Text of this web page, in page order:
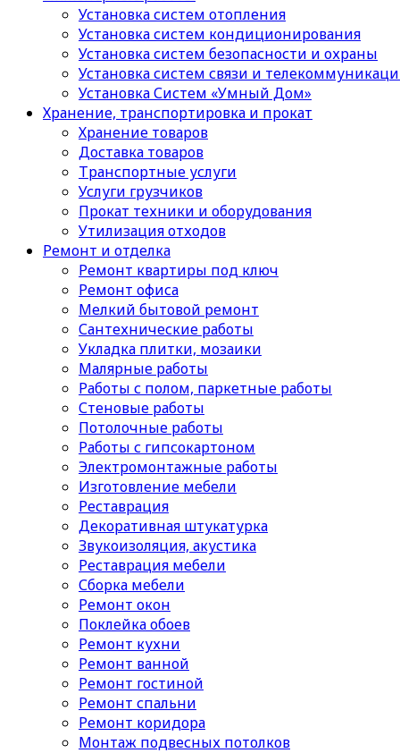
Установка систем отопления
Установка систем кондиционирования
Установка систем безопасности и охраны
Установка систем связи и
Установка Систем «Умный Дом»
Хранение, транспортировка и прокат
Хранение товаров
Доставка товаров
Транспортные услуги
Услуги грузчиков
Прокат техники и оборудования
Утилизация отходов
Ремонт и отделка
Ремонт квартиры под ключ
Ремонт офиса
Мелкий бытовой ремонт
Сантехнические работы
Укладка плитки, мозаики
Малярные работы
Работы с полом, паркетные работы
Стеновые работы
Потолочные работы
Работы с гипсокартоном
Электромонтажные работы
Изготовление мебели
Реставрация
Декоративная штукатурка
Звукоизоляция, акустика
Реставрация мебели
Сборка мебели
Ремонт окон
Поклейка обоев
Ремонт кухни
Ремонт ванной
Ремонт гостиной
Ремонт спальни
Ремонт коридора
Монтаж подвесных потолков